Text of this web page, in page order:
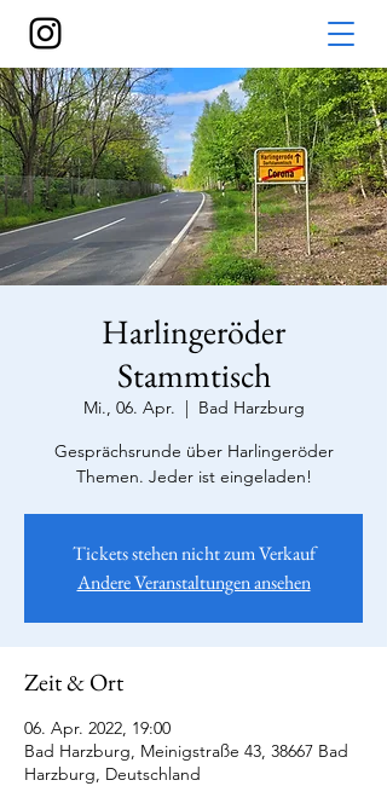
Harlingeröder
Stammtisch
Mi., 06. Apr.
  |
Bad Harzburg
Gesprächsrunde über Harlingeröder
Themen. Jeder ist eingeladen!
Tickets stehen nicht zum Verkauf
Andere Veranstaltungen ansehen
Zeit & Ort
06. Apr. 2022, 19:00
Bad Harzburg, Meinigstraße 43, 38667 Bad
Harzburg, Deutschland